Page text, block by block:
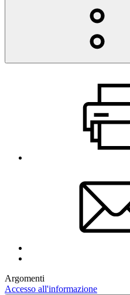
Argomenti
Accesso all'informazione